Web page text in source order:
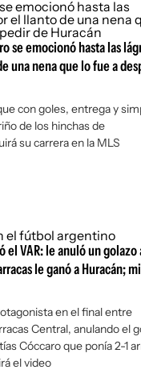
se emocionó hasta las
una nena que lo fue a
con goles, entrega y
de los hinchas de
su carrera en la MLS
el VAR: le anuló un golazo
le ganó a Huracán;
en el final entre
Central, anulando el
Cóccaro que ponía 2-1
el video